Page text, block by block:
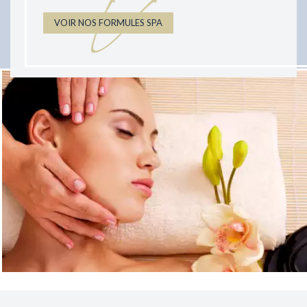
V
VOIR NOS FORMULES SPA